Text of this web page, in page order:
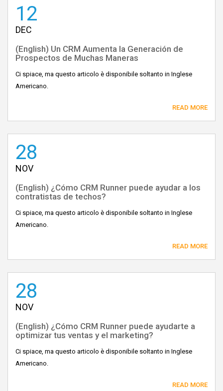
12
DEC
(English) Un CRM Aumenta la Generación de
Prospectos de Muchas Maneras
Ci spiace, ma questo articolo è disponibile soltanto in Inglese
Americano.
READ MORE
28
NOV
(English) ¿Cómo CRM Runner puede ayudar a los
contratistas de techos?
Ci spiace, ma questo articolo è disponibile soltanto in Inglese
Americano.
READ MORE
28
NOV
(English) ¿Cómo CRM Runner puede ayudarte a
optimizar tus ventas y el marketing?
Ci spiace, ma questo articolo è disponibile soltanto in Inglese
Americano.
READ MORE